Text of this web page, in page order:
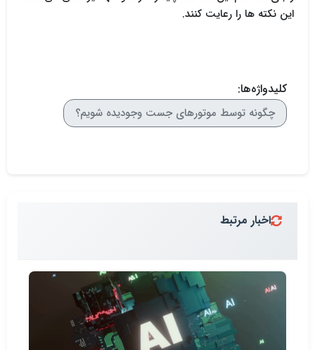
این نکته ها را رعایت کنند.
کلیدواژه‌ها:
چگونه توسط موتورهای جست وجودیده شویم؟
اخبار مرتبط